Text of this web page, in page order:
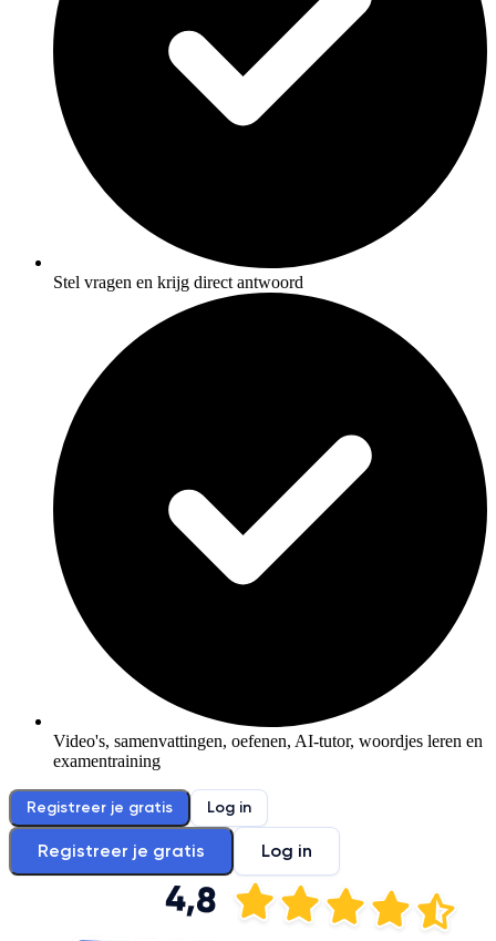
Stel vragen en krijg direct antwoord
Video's, samenvattingen, oefenen, AI-tutor, woordjes leren en
examentraining
Registreer je gratis Log in
Registreer je gratis Log in